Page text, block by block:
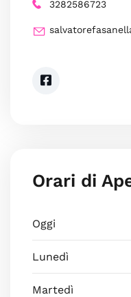
3282586723
Orari di
Oggi
Lunedì
Martedì